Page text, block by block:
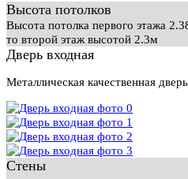
Высота потолков
Высота потолка первого этажа
то второй этаж высотой 2.3м
Дверь входная
Металлическая качественная
Стены